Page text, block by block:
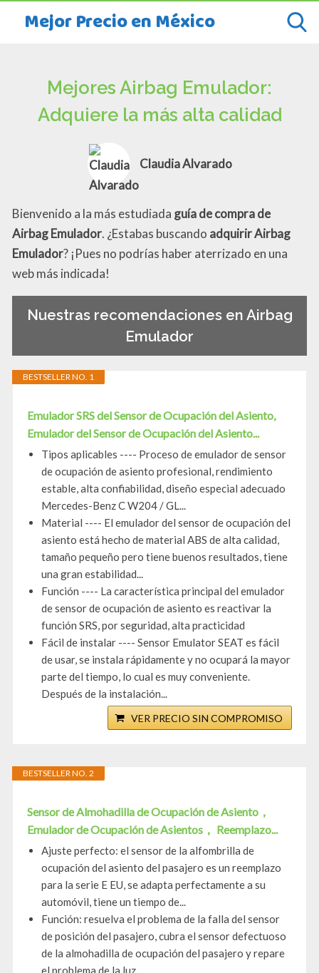
Mejor Precio en México
Mejores Airbag Emulador:
Adquiere la más alta calidad
Claudia Alvarado
Bienvenido a la más estudiada guía de compra de
Airbag Emulador. ¿Estabas buscando adquirir Airbag
Emulador? ¡Pues no podrías haber aterrizado en una
web más indicada!
Nuestras recomendaciones en Airbag
Emulador
BESTSELLER NO. 1
Emulador SRS del Sensor de Ocupación del Asiento,
Emulador del Sensor de Ocupación del Asiento...
Tipos aplicables ---- Proceso de emulador de sensor
de ocupación de asiento profesional, rendimiento
estable, alta confiabilidad, diseño especial adecuado
Mercedes-Benz C W204 / GL...
Material ---- El emulador del sensor de ocupación del
asiento está hecho de material ABS de alta calidad,
tamaño pequeño pero tiene buenos resultados, tiene
una gran estabilidad...
Función ---- La característica principal del emulador
de sensor de ocupación de asiento es reactivar la
función SRS, por seguridad, alta practicidad
Fácil de instalar ---- Sensor Emulator SEAT es fácil
de usar, se instala rápidamente y no ocupará la mayor
parte del tiempo, lo cual es muy conveniente.
Después de la instalación...
VER PRECIO SIN COMPROMISO
BESTSELLER NO. 2
Sensor de Almohadilla de Ocupación de Asiento，
Emulador de Ocupación de Asientos， Reemplazo...
Ajuste perfecto: el sensor de la alfombrilla de
ocupación del asiento del pasajero es un reemplazo
para la serie E EU, se adapta perfectamente a su
automóvil, tiene un tiempo de...
Función: resuelva el problema de la falla del sensor
de posición del pasajero, cubra el sensor defectuoso
de la almohadilla de ocupación del pasajero y repare